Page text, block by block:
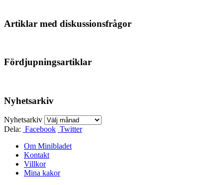
Artiklar med diskussionsfrågor
Fördjupningsartiklar
Nyhetsarkiv
Nyhetsarkiv
Dela: Facebook Twitter
Om Minibladet
Kontakt
Villkor
Mina kakor